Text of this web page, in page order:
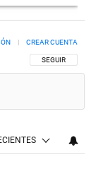
SIGA ESTA
SEGUIR
CREAR CUENTA